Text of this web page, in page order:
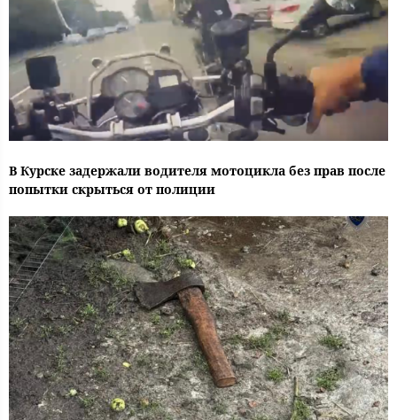
В Курске задержали водителя мотоцикла без прав после
попытки скрыться от полиции